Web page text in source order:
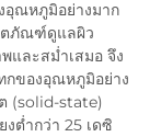
อุณหภูมิอย่างมาก
ตภัณฑ์ดูแลผิว
และสม่ำเสมอ จึง
กของอุณหภูมิอย่าง
(solid-state)
งต่ำกว่า 25 เดซิ